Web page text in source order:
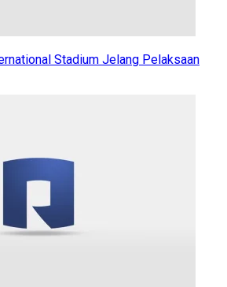
Stadium Jelang Pelaksaan